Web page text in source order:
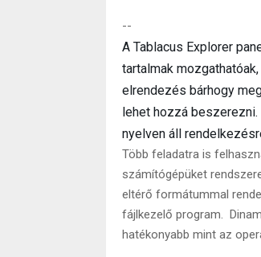
--
A Tablacus Explorer
tartalmak
elrendezés bárhogy
lehet hozzá beszerezni.
nyelven áll
Több feladatra is
számítógépüket
eltérő formátummal
fájlkezelő program.
hatékonyabb mint az